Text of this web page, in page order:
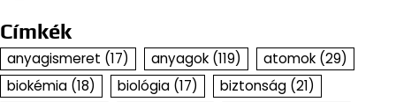
Címkék
anyagismeret (17) anyagok (119) atomok (29)
biokémia (18) biológia (17) biztonság (21)